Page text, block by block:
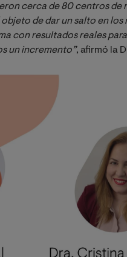
cerca de 80 centros de
de dar un salto en los
con resultados reales
un incremento”, afirmó la